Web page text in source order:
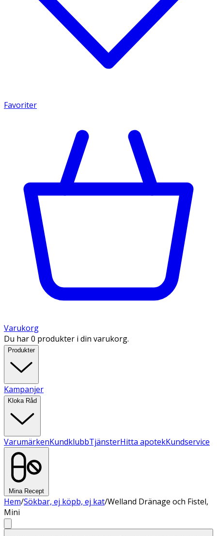
Favoriter
Varukorg
Du har 0 produkter i din varukorg.
Produkter
Kampanjer
Kloka Råd
VarumärkenKundklubbTjänsterHitta apotekKundservice
Mina Recept
Hem/Sökbar, ej köpb, ej kat/Welland Dränage och Fistel,
Mini